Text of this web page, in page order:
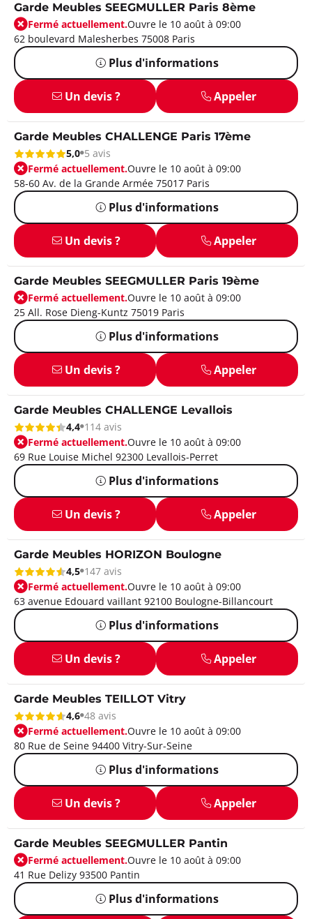
Garde Meubles SEEGMULLER Paris 8ème
Fermé actuellement.Ouvre le 10 août à 09:00
62 boulevard Malesherbes 75008 Paris
Plus d'informations
Un devis ? Appeler
Garde Meubles CHALLENGE Paris 17ème
5,0 5 avis
Fermé actuellement.Ouvre le 10 août à 09:00
58-60 Av. de la Grande Armée 75017 Paris
Plus d'informations
Un devis ? Appeler
Garde Meubles SEEGMULLER Paris 19ème
Fermé actuellement.Ouvre le 10 août à 09:00
25 All. Rose Dieng-Kuntz 75019 Paris
Plus d'informations
Un devis ? Appeler
Garde Meubles CHALLENGE Levallois
4,4 114 avis
Fermé actuellement.Ouvre le 10 août à 09:00
69 Rue Louise Michel 92300 Levallois-Perret
Plus d'informations
Un devis ? Appeler
Garde Meubles HORIZON Boulogne
4,5 147 avis
Fermé actuellement.Ouvre le 10 août à 09:00
63 avenue Edouard vaillant 92100 Boulogne-Billancourt
Plus d'informations
Un devis ? Appeler
Garde Meubles TEILLOT Vitry
4,6 48 avis
Fermé actuellement.Ouvre le 10 août à 09:00
80 Rue de Seine 94400 Vitry-Sur-Seine
Plus d'informations
Un devis ? Appeler
Garde Meubles SEEGMULLER Pantin
Fermé actuellement.Ouvre le 10 août à 09:00
41 Rue Delizy 93500 Pantin
Plus d'informations